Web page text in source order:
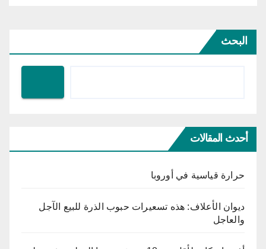
البحث
أحدث المقالات
حرارة قياسية في أوروبا
ديوان الأعلاف: هذه تسعيرات حبوب الذرة للبيع الآجل
والعاجل